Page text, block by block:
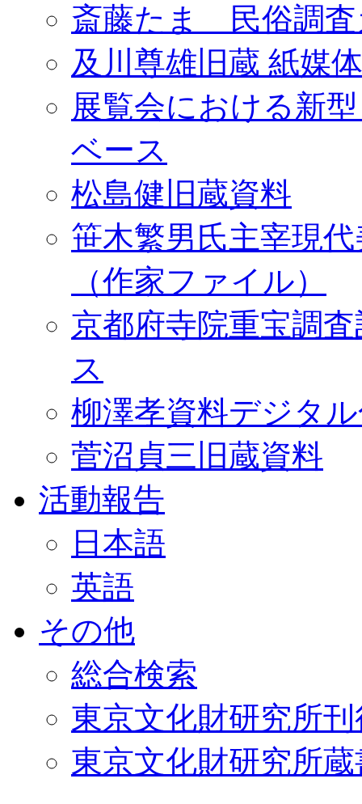
斎藤たま 民俗調査
及川尊雄旧蔵 紙媒
展覧会における新
ベース
松島健旧蔵資料
笹木繁男氏主宰現
（作家ファイル）
京都府寺院重宝調
ス
柳澤孝資料デジタ
菅沼貞三旧蔵資料
活動報告
日本語
英語
その他
総合検索
東京文化財研究所
東京文化財研究所